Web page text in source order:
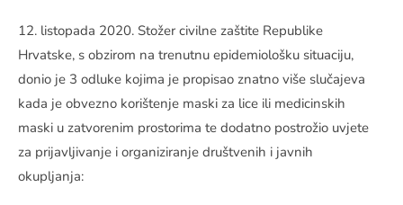
12. listopada 2020. Stožer civilne zaštite Republike
Hrvatske, s obzirom na trenutnu epidemiološku situaciju,
donio je 3 odluke kojima je propisao znatno više slučajeva
kada je obvezno korištenje maski za lice ili medicinskih
maski u zatvorenim prostorima te dodatno postrožio uvjete
za prijavljivanje i organiziranje društvenih i javnih
okupljanja: